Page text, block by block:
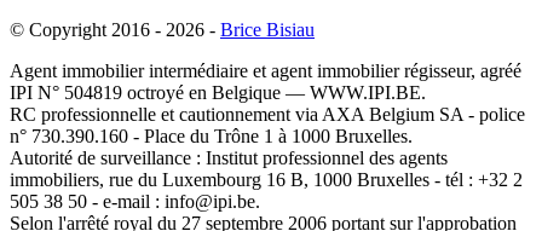
© Copyright 2016 - 2026 - Brice Bisiau
Agent immobilier intermédiaire et agent immobilier régisseur, agréé
IPI N° 504819 octroyé en Belgique — WWW.IPI.BE.
RC professionnelle et cautionnement via AXA Belgium SA - police
n° 730.390.160 - Place du Trône 1 à 1000 Bruxelles.
Autorité de surveillance : Institut professionnel des agents
immobiliers, rue du Luxembourg 16 B, 1000 Bruxelles - tél : +32 2
505 38 50 - e-mail : info@ipi.be.
Selon l'arrêté royal du 27 septembre 2006 portant sur l'approbation